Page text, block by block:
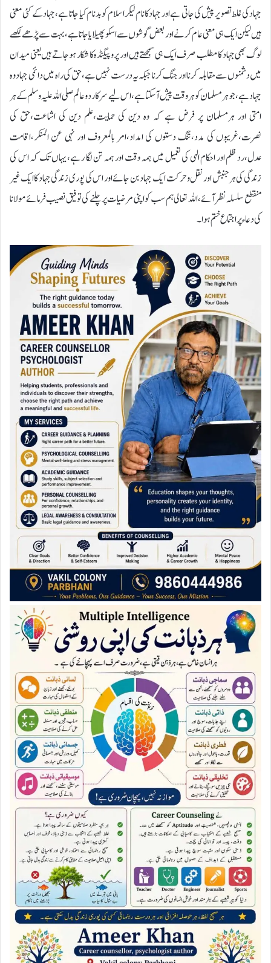
جہاد کی غلط تصویر پیش کی جاتی ہے اور جہاد کا نام لیکر اسلام کو بدنام کیا جاتاہے،جہاد کے کئی معنی
ہیں لیکن ایک ہی معنی عام کرنے اور بعض گوشوں سے اسکو پھیلایاجاتاہے،بہت سے پڑھے لکھے
لوگ بھی جہاد کا مطلب صرف ایک ہی سمجھتے ہیں اور پروپیگنڈہ کا شکار ہوجاتے ہیں یعنی میدان
میں دشمنوں سے مقابلہ کرنا اور جنگ کرنا جبکہ یہ درست نہیں ہے،حق کی راہ میں دائمی جہاد وہ
جہاد ہے،جو ہر مسلمان کو ہروقت پیش آسکتا ہے،اس لیے سرکار دو عالم صلی اللہ علیہ وسلم کے ہر
امتی اور ہرمسلمان پر فرض ہے کہ وہ دین کی حمایت،علم دین کی اشاعت،حق کی
نصرت،غریبوں کی مدد،تنگ دستوں کی امداد،امر بالمعروف اور نہی عن المنکر،اقامت
عدل،رد ظلم اور احکام الہی کی تعمیل میں ہمہ وقت اور ہمہ تن لگا رہے،یہاں تک کہ اس کی
زندگی کی ہرجنبش اورنقل وحرکت ایک جہاد بن جائے اور اس کی پوری زندگی جہاد کا ایک غیر
منقطع سلسلہ نظرآئے،اللہ تعالی ہم سب کو اپنی مرضیات پر چلنے کی توفیق نصیب فرمائے مولانا
کی دعاء پر اجتماع ختم ہوا۔